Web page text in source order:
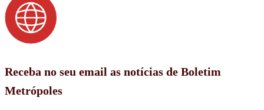
Receba no seu email as notícias de Boletim
Metrópoles